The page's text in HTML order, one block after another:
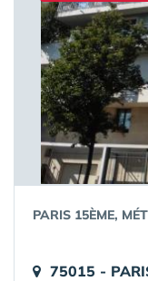
PARIS 15ÈME,
75015 -